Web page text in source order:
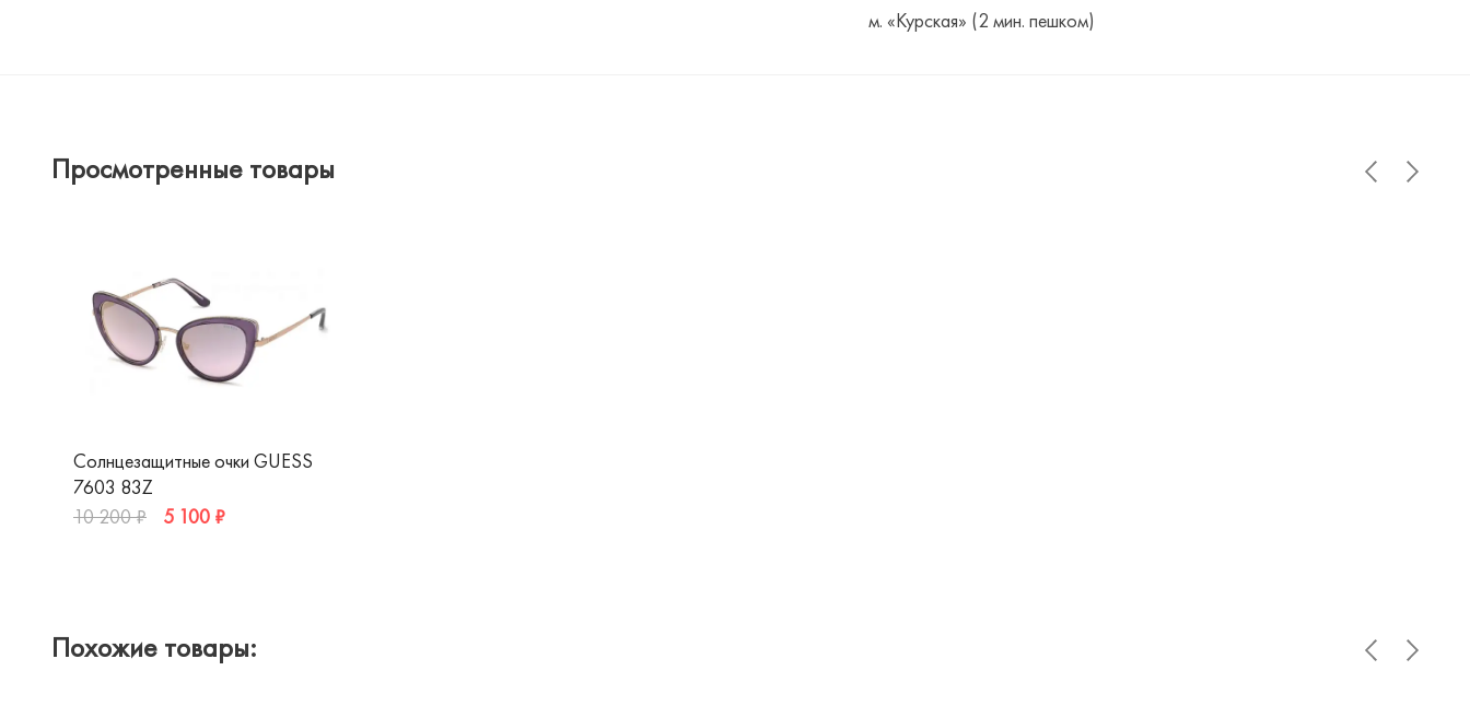
м. «Курская» (2 мин. пешком)
Просмотренные товары
Солнцезащитные очки GUESS
7603 83Z
10 200 ₽
5 100 ₽
Похожие товары: